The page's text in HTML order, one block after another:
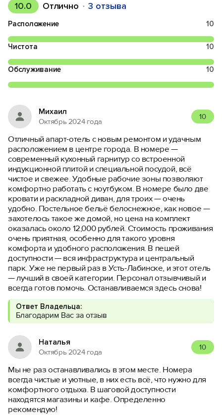
10.0 Отлично 3 отзыва
Расположение 10
Чистота 10
Обслуживание 10
Михаил
Октябрь 2024 года
10
Отличный апарт-отель с новым ремонтом и удачным
расположением в центре города. В номере —
современный кухонный гарнитур со встроенной
индукционной плитой и специальной посудой, всё
чистое и свежее. Удобные рабочие зоны позволяют
комфортно работать с ноутбуком. В номере было две
кровати и раскладной диван, для троих — очень
удобно. Постельное бельё белоснежное, как новое —
захотелось такое же домой, но цена на комплект
оказалась около 12,000 рублей. Стоимость проживания
очень приятная, особенно для такого уровня
комфорта и удобного расположения. В пешей
доступности — вся инфраструктура и центральный
парк. Уже не первый раз в Усть-Лабинске, и этот отель
— лучший в своей категории. Персонал отзывчивый и
всегда готов помочь. Останавливаемся здесь снова!
Ответ Владельца:
Благодарим Вас за отзыв
Наталья
Октябрь 2024 года
10
Мы не раз останавливались в этом месте. Номера
всегда чистые и уютные, в них есть всё, что нужно для
комфортного отдыха. В шаговой доступности
находятся магазины и кафе. Определенно
рекомендую!